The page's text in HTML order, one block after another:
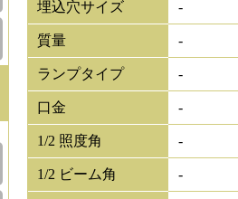
埋込穴サイズ -
質量 -
ランプタイプ -
口金 -
1/2 照度角 -
1/2 ビーム角 -